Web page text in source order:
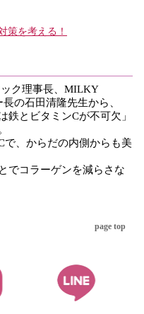
策を考える！
ク理事長、MILKY
の石田清隆先生から、
鉄とビタミンCが不可欠」
で、からだの内側からも美
でコラーゲンを減らさな
page top